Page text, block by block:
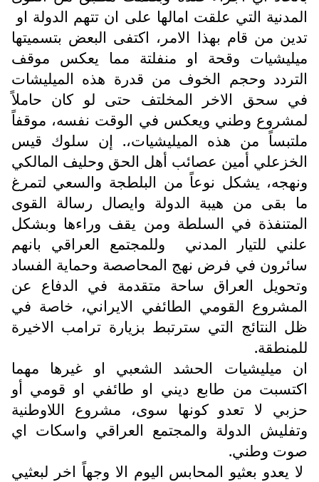
المدنية التي علقت امالها على ان تتهم الدولة او
تدين من قام بهذا الامر، اكتفى البعض بتسميتها
ميليشيات وقحة او منفلتة مما يعكس موقف
التردد وحجم الخوف من قدرة هذه الميليشات
في سحق الاخر المخلتف حتى لو كان حاملاً
لمشروع وطني ويعكس في الوقت نفسه، موقفاً
ملتبساً من هذه الميليشيات،. إن سلوك قيس
الخزعلي أمين عصائب أهل الحق وحليف المالكي
ونهجه، يشكل نوعاً من البلطجة والسعي لتمرغ
ما بقى من هيبة الدولة وايصال رسالة القوى
المتنفذة في السلطة ومن يقف وراءها وبشكل
علني للتيار المدني وللمجتمع العراقي بانهم
سائرون في فرض نهج المحاصصة وحماية الفساد
وتحويل العراق ساحة متقدمة في الدفاع عن
المشروع القومي الطائفي الايراني، خاصة في
ظل النتائج التي سترتبط بزيارة ترامب الاخيرة
للمنطقة.
ان ميليشيات الحشد الشعبي او غيرها مهما
اكتسبت من طابع ديني او طائفي او قومي أو
حزبي لا تعدو كونها سوى، مشروع اللاوطنية
وتفليش الدولة والمجتمع العراقي واسكات اي
صوت وطني.
لا يعدو بعثيو المحابس اليوم الا وجهاً اخر لبعثيي